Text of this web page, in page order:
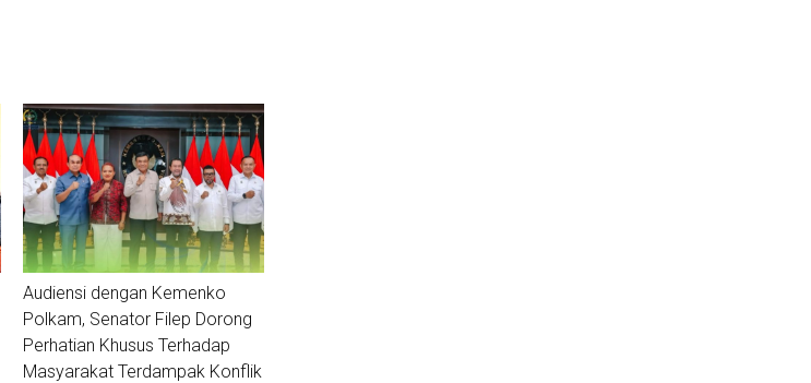
Audiensi dengan Kemenko
Polkam, Senator Filep Dorong
Perhatian Khusus Terhadap
Masyarakat Terdampak Konflik